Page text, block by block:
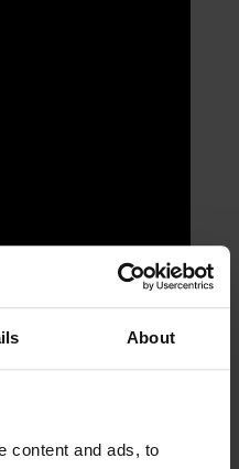
About
content and ads, to